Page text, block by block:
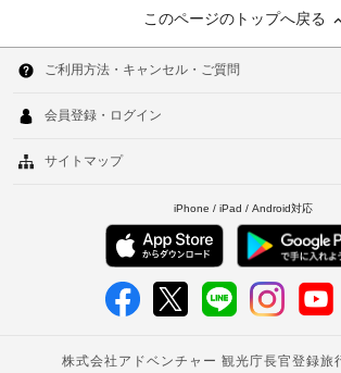
このページのトップへ戻る